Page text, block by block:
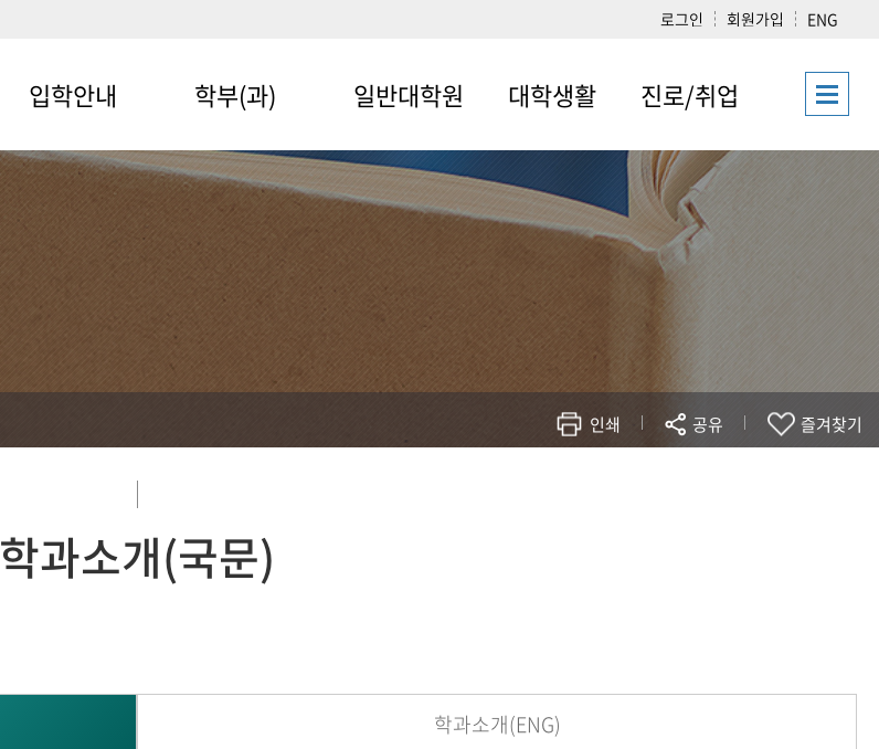
로그인 회원가입 ENG
입학안내
입학안내
예비신입생
지원가이드
학부(과)
국제학부
· 영어학전공
· 일본학전공
· 중국학전공
문화관광경영학과
글로벌비즈니스학부
· 글로벌비즈니스학전공
문화콘텐츠학부
국제관광연계전공
일반대학원
영어학과
국제통상학과
문화콘텐츠학과
지능비즈니스학과
스마트시티협동과정
대학생활
문사대소식지
학사일정
장학금/학자금
진로/취업
진로/취업 게시판
졸업후진출분야
인쇄 공유 즐겨찾기
학과소개(국문)
학과소개(ENG)